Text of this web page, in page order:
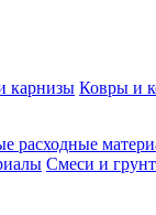
карнизы Ковры и
расходные
Смеси и